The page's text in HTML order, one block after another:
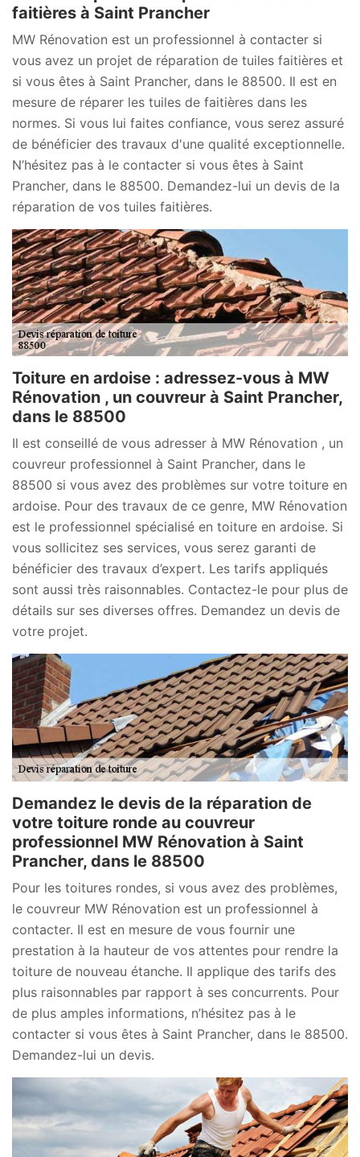
faitières à Saint Prancher
MW Rénovation est un professionnel à contacter si
vous avez un projet de réparation de tuiles faitières et
si vous êtes à Saint Prancher, dans le 88500. Il est en
mesure de réparer les tuiles de faitières dans les
normes. Si vous lui faites confiance, vous serez assuré
de bénéficier des travaux d'une qualité exceptionnelle.
N’hésitez pas à le contacter si vous êtes à Saint
Prancher, dans le 88500. Demandez-lui un devis de la
réparation de vos tuiles faitières.
Toiture en ardoise : adressez-vous à MW
Rénovation , un couvreur à Saint Prancher,
dans le 88500
Il est conseillé de vous adresser à MW Rénovation , un
couvreur professionnel à Saint Prancher, dans le
88500 si vous avez des problèmes sur votre toiture en
ardoise. Pour des travaux de ce genre, MW Rénovation
est le professionnel spécialisé en toiture en ardoise. Si
vous sollicitez ses services, vous serez garanti de
bénéficier des travaux d’expert. Les tarifs appliqués
sont aussi très raisonnables. Contactez-le pour plus de
détails sur ses diverses offres. Demandez un devis de
votre projet.
Demandez le devis de la réparation de
votre toiture ronde au couvreur
professionnel MW Rénovation à Saint
Prancher, dans le 88500
Pour les toitures rondes, si vous avez des problèmes,
le couvreur MW Rénovation est un professionnel à
contacter. Il est en mesure de vous fournir une
prestation à la hauteur de vos attentes pour rendre la
toiture de nouveau étanche. Il applique des tarifs des
plus raisonnables par rapport à ses concurrents. Pour
de plus amples informations, n’hésitez pas à le
contacter si vous êtes à Saint Prancher, dans le 88500.
Demandez-lui un devis.